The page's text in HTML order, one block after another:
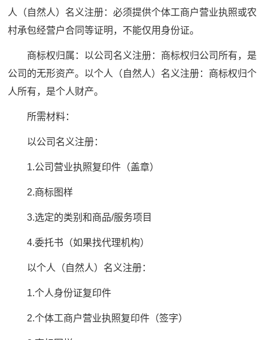
人（自然人）名义注册：必须提供个体工商户营业执照或农
村承包经营户合同等证明，不能仅用身份证。
商标权归属：以公司名义注册：商标权归公司所有，是
公司的无形资产。以个人（自然人）名义注册：商标权归个
人所有，是个人财产。
所需材料：
以公司名义注册：
1.公司营业执照复印件（盖章）
2.商标图样
3.选定的类别和商品/服务项目
4.委托书（如果找代理机构）
以个人（自然人）名义注册：
1.个人身份证复印件
2.个体工商户营业执照复印件（签字）